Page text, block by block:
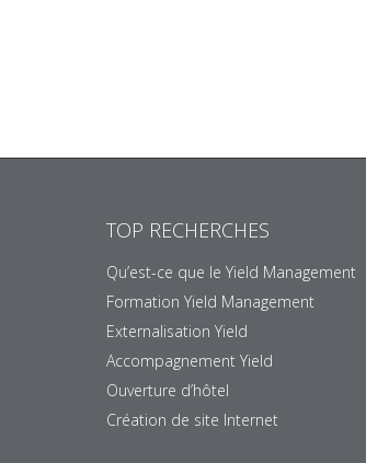
TOP RECHERCHES
Qu’est-ce que le Yield Management
Formation Yield Management
Externalisation Yield
Accompagnement Yield
Ouverture d’hôtel
Création de site Internet